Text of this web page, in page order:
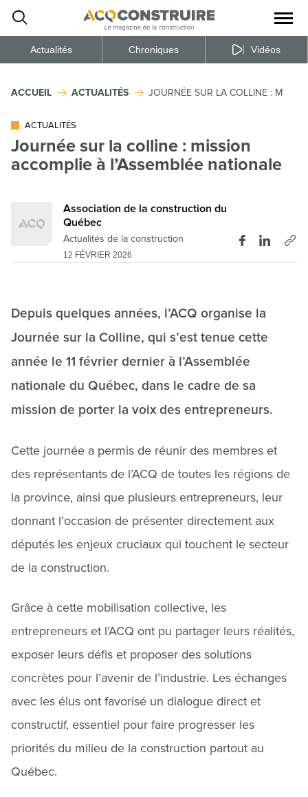
la
du
Actualités Chroniques Vidéos
ACCUEIL ACTUALITÉS JOURNÉE SUR LA COLLINE :
ACTUALITÉS
Journée sur la colline : mission
accomplie à l’Assemblée nationale
Association de la construction du
Québec
Actualités de la construction
12 FÉVRIER 2026
Depuis quelques années, l’ACQ organise la
Journée sur la Colline, qui s’est tenue cette
année le 11 février dernier à l’Assemblée
nationale du Québec, dans le cadre de sa
mission de porter la voix des entrepreneurs.
Cette journée a permis de réunir des membres et
des représentants de l’ACQ de toutes les régions de
la province, ainsi que plusieurs entrepreneurs, leur
donnant l’occasion de présenter directement aux
députés les enjeux cruciaux qui touchent le secteur
de la construction.
Grâce à cette mobilisation collective, les
entrepreneurs et l’ACQ ont pu partager leurs réalités,
exposer leurs défis et proposer des solutions
concrètes pour l’avenir de l’industrie. Les échanges
avec les élus ont favorisé un dialogue direct et
constructif, essentiel pour faire progresser les
priorités du milieu de la construction partout au
Québec.